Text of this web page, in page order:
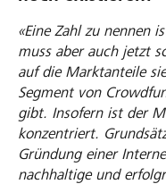
«Eine Zahl zu nennen
muss aber auch jetzt
auf die Marktanteile
Segment von
gibt. Insofern ist der
konzentriert.
Gründung einer
nachhaltige und